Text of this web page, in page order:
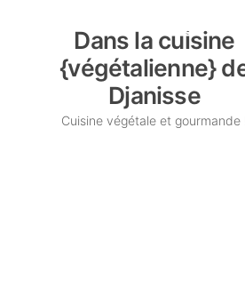
Dans la cuisine
{végétalienne}
Djanisse
Cuisine végétale et gourmande